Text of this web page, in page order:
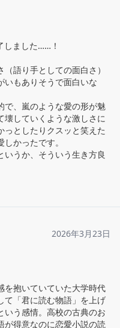
しました……！
語り手としての面白さ）
いもありそうで面白いな
で、嵐のような愛の形が魅
壊していくような激しさに
としたりクスッと笑えた
かったです。
うか、そういう生き方良
2026年3月23日
を抱いていていた大学時代
て「君に読む物語」を上げ
いう感情。高校の古典のお
が得意なのに恋愛小説の読